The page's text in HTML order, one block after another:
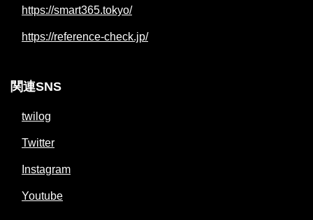
https://smart365.tokyo/
https://reference-check.jp/
関連SNS
twilog
Twitter
Instagram
Youtube